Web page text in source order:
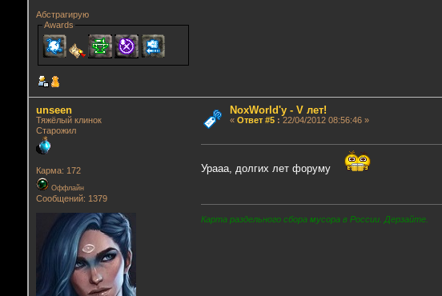
Абстрагирую
Awards
unseen
Тяжёлый клинок
Старожил
Карма: 172
Оффлайн
Сообщений: 1379
NoxWorld'у - V лет!
« Ответ #5: 22/04/2012 08:56:46 »
Урааа, долгих лет форуму
Карта раздельного сбора мусора в России. Дерзайте.